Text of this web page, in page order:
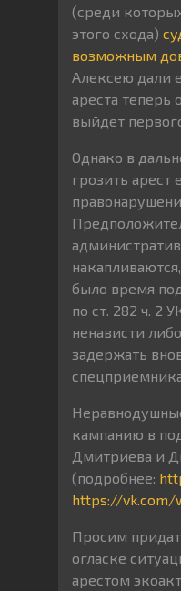
(среди
этого схода)
возможным
Алексею дали
ареста теперь
выйдет
Однако в
грозить арест
было время
по ст. 282 ч. 2
ненависти
задержать
кампанию в
Дмитриева и
(подробнее:
https://vk.com/
Просим
огласке
арестом